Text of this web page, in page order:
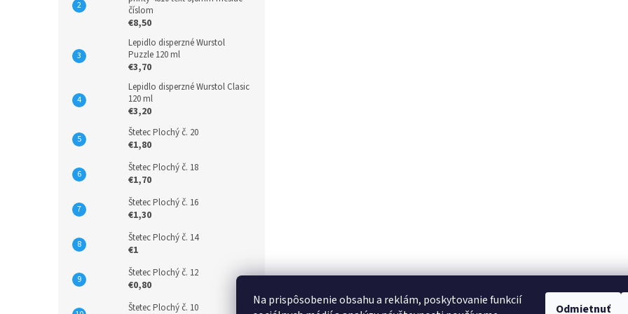
Na prispôsobenie obsahu a reklám, poskytovanie funkcií
Odmietnuť
číslom
€8,50
Lepidlo disperzné Wurstol
Puzzle 120 ml
€3,70
Lepidlo disperzné Wurstol Clasic
120 ml
€3,20
Štetec Plochý č. 20
€1,80
Štetec Plochý č. 18
€1,70
Štetec Plochý č. 16
€1,30
Štetec Plochý č. 14
€1
Štetec Plochý č. 12
€0,80
Štetec Plochý č. 10